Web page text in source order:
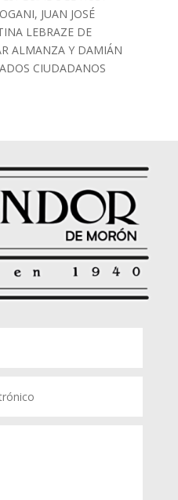
JUAN JOSÉ
LEBRAZE DE
ALMANZA Y DAMIÁN
CIUDADANOS